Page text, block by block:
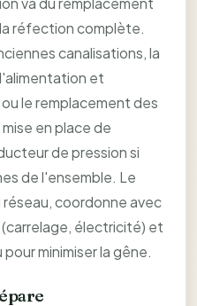
réfection complète.
canalisations, la
et
le remplacement des
en place de
de pression si
de l'ensemble. Le
coordonne avec
électricité) et
minimiser la gêne.